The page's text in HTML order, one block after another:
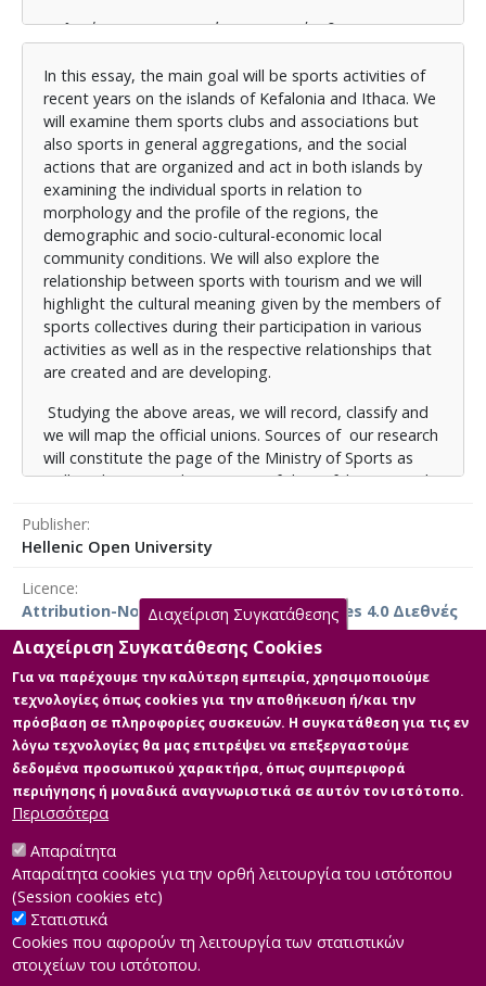
Μελετώντας τις παραπάνω περιοχές, θα
χαρτογραφήσουμε τα επίσημα σωματεία. Πηγές της
έρευνάς μας θα αποτελέσουν η σελίδα του
Υπουργείου Αθλητισμού καθώς και το τμήμα
αθλητισμού του Παραρτήματος Κεφαλονιάς της
Περιφέρειας Ιονίων Νήσων, που βρίσκεται στο
Αργοστόλι.
Επικεντρώνοντας στις συλλογικότητες και
αναλύοντάς τες με βάση τη δημόσια κοινωνικότητα,
θα δούμε ποιες από αυτές δραστηριοποιούνται σε
κάθε πόλη- κωμόπολη, ποια αθλήματα
πρωταγωνιστούν σε σχέση με τα μεγέθη των οικισμών
καθώς και τις αιτίες που αυτά αναπτύσσονται εκεί.
Επίσης θα αναλύσουμε τις τοπικότητες και
αντιπαλότητες που τυχόν υπάρχουν και πως
αποτυπώνονται αυτές στην κοινωνία των δύο νησιών.
Σκοπός της καταγραφής, αυτής είναι να
κατανοήσουμε και την κοινωνία των νησιών αυτών .
In this essay, the main goal will be sports activities of
recent years on the islands of Kefalonia and Ithaca. We
will examine them sports clubs and associations but
also sports in general aggregations, and the social
actions that are organized and act in both islands by
examining the individual sports in relation to
morphology and the profile of the regions, the
demographic and socio-cultural-economic local
community conditions. We will also explore the
relationship between sports with tourism and we will
highlight the cultural meaning given by the members of
sports collectives during their participation in various
activities as well as in the respective relationships that
are created and are developing.
Studying the above areas, we will record, classify and
we will map the official unions. Sources of our research
will constitute the page of the Ministry of Sports as
well as the sports department of the Kefalonia Branch
Focusing on collectives and analyzing them based on
each city-town, which sports are prominent in relation
to their sizes settlements as well as the reasons why
they develop there. We will also analyze the localities
and rivalries that may exist and how they are reflected
in the society of the two islands. The purpose of this
recording is to understand the society of these
islands.
Publisher
Hellenic Open University
Licence
Attribution-NonCommercial-NoDerivatives 4.0 Διεθνές
Main Files
Full text
Description: ΔΙΠΛΩΜΑΤΙΚΗ
ΕΡΓΑΣΙΑ ΜΑΖΑΡΑΚΗ ΜΑΡΙΝΑ.pdf
Διαχείριση Συγκατάθεσης
Διαχείριση Συγκατάθεσης Cookies
Για να παρέχουμε την καλύτερη εμπειρία, χρησιμοποιούμε
τεχνολογίες όπως cookies για την αποθήκευση ή/και την
πρόσβαση σε πληροφορίες συσκευών. Η συγκατάθεση για τις εν
λόγω τεχνολογίες θα μας επιτρέψει να επεξεργαστούμε
δεδομένα προσωπικού χαρακτήρα, όπως συμπεριφορά
περιήγησης ή μοναδικά αναγνωριστικά σε αυτόν τον ιστότοπο.
Περισσότερα
Απαραίτητα
Απαραίτητα cookies για την ορθή λειτουργία του ιστότοπου
(Session cookies etc)
Στατιστικά
Cookies που αφορούν τη λειτουργία των στατιστικών
στοιχείων του ιστότοπου.